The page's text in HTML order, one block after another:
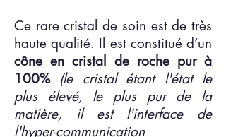
Ce rare cristal de soin est de très
haute qualité. Il est constitué d’un
cône en cristal de roche pur à
100% (le cristal étant l'état le
plus élevé, le plus pur de la
matière, il est l'interface de
l'hyper-communication